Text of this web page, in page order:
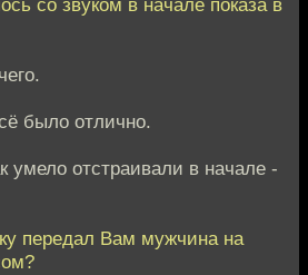
со звуком в начале показа в
было отлично.
умело отстраивали в начале -
передал Вам мужчина на